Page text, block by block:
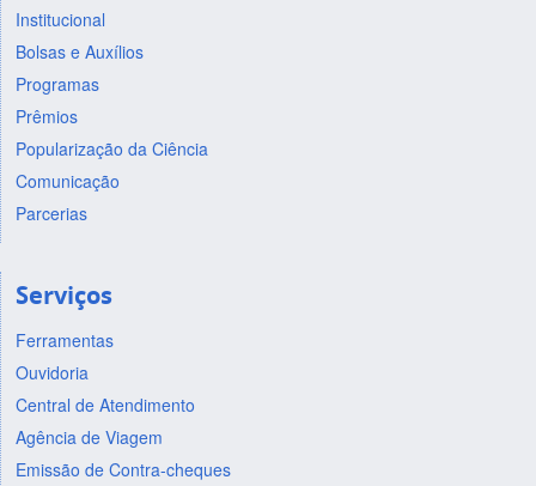
Institucional
Bolsas e Auxílios
Programas
Prêmios
Popularização da Ciência
Comunicação
Parcerias
Serviços
Ferramentas
Ouvidoria
Central de Atendimento
Agência de Viagem
Emissão de Contra-cheques